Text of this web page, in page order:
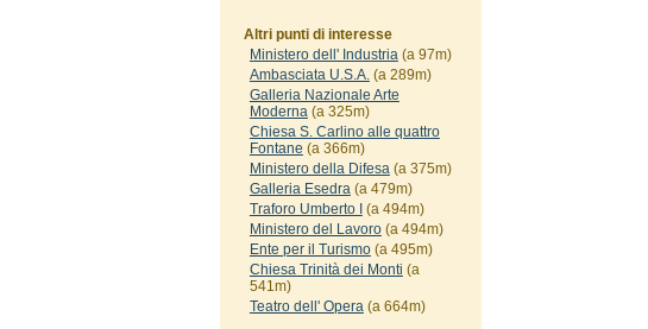
Altri punti di interesse
Ministero dell' Industria(a 97m)
Ambasciata U.S.A.(a 289m)
Galleria Nazionale Arte
Moderna(a 325m)
Chiesa S. Carlino alle quattro
Fontane (a 366m)
Ministero della Difesa(a 375m)
Galleria Esedra(a 479m)
Traforo Umberto I
(a 494m)
Ministero del Lavoro(a 494m)
Ente per il Turismo(a 495m)
Chiesa Trinità dei Monti (a
541m)
Teatro dell' Opera(a 664m)